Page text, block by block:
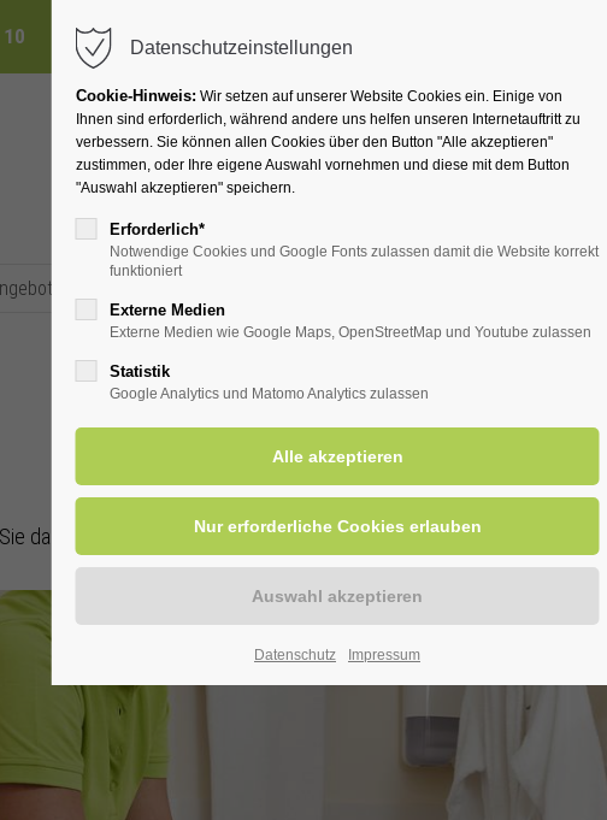
info@badwesternkotten.de
Ihr Heilbad Übernachten Für Ihre
für Ihren Gesundheitsurlaub
Moor & Massage Duett
Moor-Pauschalen
das harmonische Zusammenspiel von Moorpackung und
Datenschutzeinstellungen
Cookie-Hinweis: Wir setzen auf unserer Website Cookies ein. Einige von
Ihnen sind erforderlich, während andere uns helfen unseren Internetauftritt zu
verbessern. Sie können allen Cookies über den Button "Alle akzeptieren"
zustimmen, oder Ihre eigene Auswahl vornehmen und diese mit dem Button
"Auswahl akzeptieren" speichern.
Erforderlich*
Notwendige Cookies und Google Fonts zulassen damit die Website korrekt
funktioniert
Externe Medien
Externe Medien wie Google Maps, OpenStreetMap und Youtube zulassen
Statistik
Google Analytics und Matomo Analytics zulassen
Datenschutz Impressum